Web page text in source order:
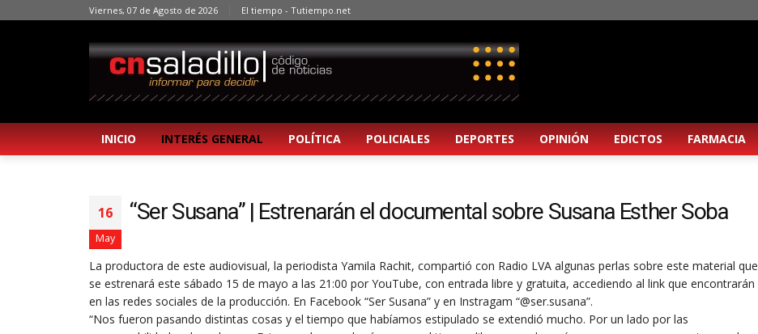
Viernes, 07 de Agosto de 2026 El tiempo - Tutiempo.net
INICIO INTERÉS GENERAL POLÍTICA POLICIALES DEPORTES OPINIÓN EDICTOS FARMACIA
16
May
“Ser Susana” | Estrenarán el documental sobre Susana Esther Soba
La productora de este audiovisual, la periodista Yamila Rachit, compartió con Radio LVA algunas perlas sobre este material que
se estrenará este sábado 15 de mayo a las 21:00 por YouTube, con entrada libre y gratuita, accediendo al link que encontrarán
en las redes sociales de la producción. En Facebook “Ser Susana” y en Instragam “@ser.susana”.
“Nos fueron pasando distintas cosas y el tiempo que habíamos estipulado se extendió mucho. Por un lado por las